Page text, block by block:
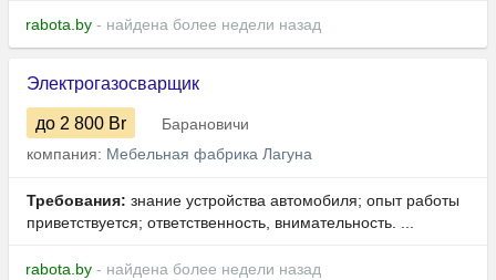
rabota.by - найдена более недели назад
Электрогазосварщик
до 2 800 Br
Барановичи
компания: Мебельная фабрика Лагуна
Требования: знание устройства автомобиля; опыт работы
приветствуется; ответственность, внимательность. ...
rabota.by - найдена более недели назад